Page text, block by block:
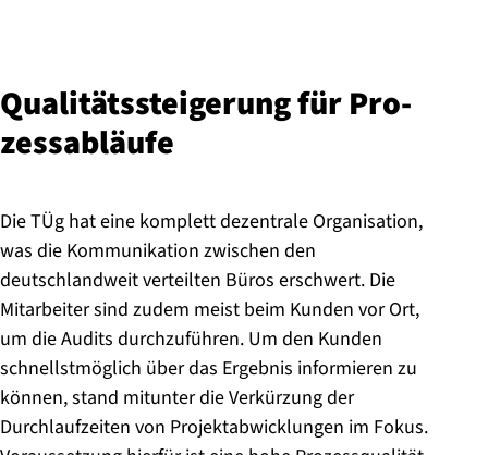
Qua­li­täts­stei­ge­rung für Pro­
zess­ab­läu­fe
Die TÜg hat eine komplett dezentrale Organisation,
was die Kommunikation zwischen den
deutschlandweit verteilten Büros erschwert. Die
Mitarbeiter sind zudem meist beim Kunden vor Ort,
um die Audits durchzuführen. Um den Kunden
schnellstmöglich über das Ergebnis informieren zu
können, stand mitunter die Verkürzung der
Durchlaufzeiten von Projektabwicklungen im Fokus.